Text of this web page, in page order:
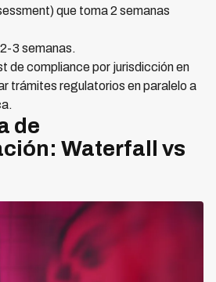
que toma 2 semanas
3 semanas.
de compliance por jurisdicción en
trámites regulatorios en paralelo a
de
Waterfall vs